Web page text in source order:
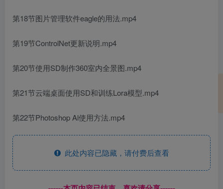
第18节图片管理软件eagle的用法.mp4
第19节ControlNet更新说明.mp4
第20节使用SD制作360室内全景图.mp4
第21节云端桌面使用SD和训练Lora模型.mp4
第22节Photoshop Al使用方法.mp4
此处内容已隐藏，请付费后查看